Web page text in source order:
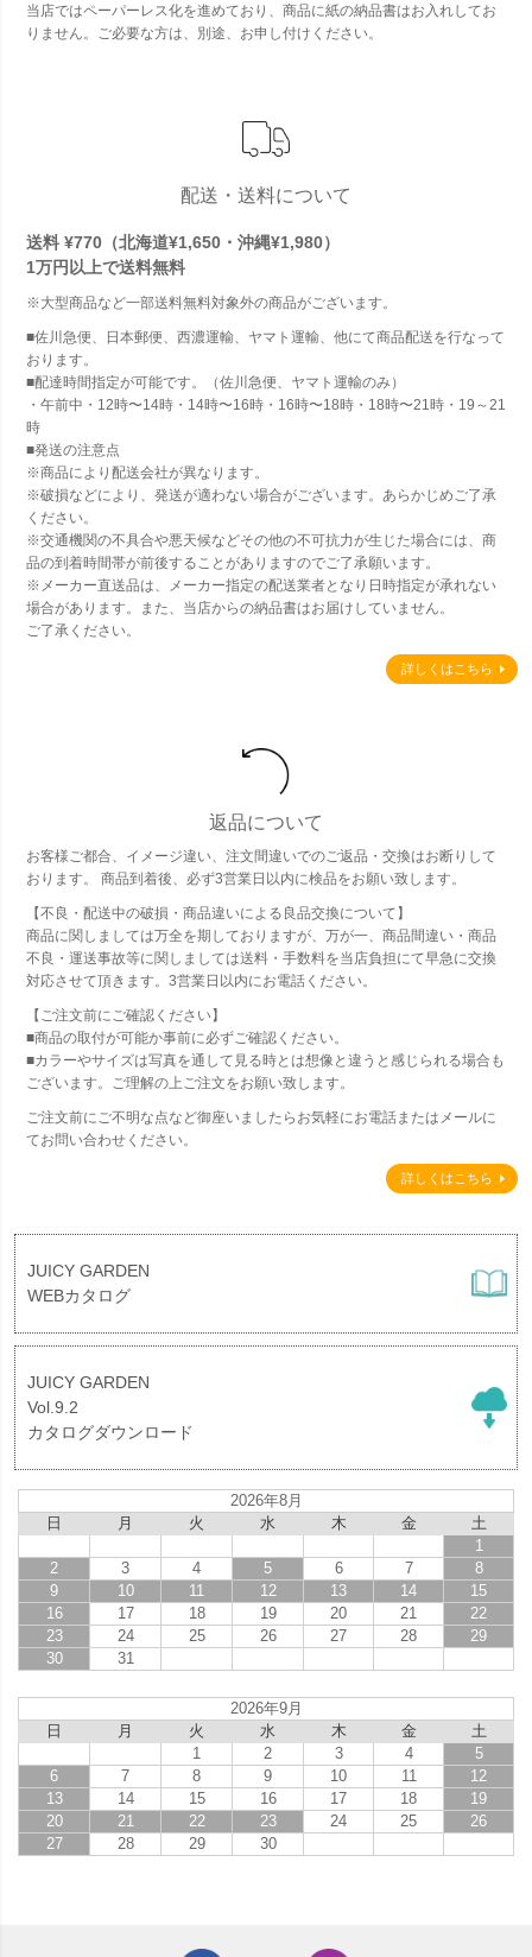
当店ではペーパーレス化を進めており、商品に紙の納品書はお入れしてお
りません。ご必要な方は、別途、お申し付けください。
配送・送料について
送料 ¥770（北海道¥1,650・沖縄¥1,980）
1万円以上で送料無料
※大型商品など一部送料無料対象外の商品がございます。
■佐川急便、日本郵便、西濃運輸、ヤマト運輸、他にて商品配送を行なって
おります。
■配達時間指定が可能です。（佐川急便、ヤマト運輸のみ）
・午前中・12時〜14時・14時〜16時・16時〜18時・18時〜21時・19～21
時
■発送の注意点
※商品により配送会社が異なります。
※破損などにより、発送が適わない場合がございます。あらかじめご了承
ください。
※交通機関の不具合や悪天候などその他の不可抗力が生じた場合には、商
品の到着時間帯が前後することがありますのでご了承願います。
※メーカー直送品は、メーカー指定の配送業者となり日時指定が承れない
場合があります。また、当店からの納品書はお届けしていません。
ご了承ください。
詳しくはこちら
返品について
お客様ご都合、イメージ違い、注文間違いでのご返品・交換はお断りして
おります。 商品到着後、必ず3営業日以内に検品をお願い致します。
【不良・配送中の破損・商品違いによる良品交換について】
商品に関しましては万全を期しておりますが、万が一、商品間違い・商品
不良・運送事故等に関しましては送料・手数料を当店負担にて早急に交換
対応させて頂きます。3営業日以内にお電話ください。
【ご注文前にご確認ください】
■商品の取付が可能か事前に必ずご確認ください。
■カラーやサイズは写真を通して見る時とは想像と違うと感じられる場合も
ございます。ご理解の上ご注文をお願い致します。
ご注文前にご不明な点など御座いましたらお気軽にお電話またはメールに
てお問い合わせください。
詳しくはこちら
JUICY GARDEN
WEBカタログ
JUICY GARDEN
Vol.9.2
カタログダウンロード
2026年8月
日
月 火 水 木 金
土
1
2
3 4 5 6 7
8
9
10 11 12 13 14
15
16
17 18 19 20 21
22
23
24 25 26 27 28
29
30
31
2026年9月
日
月 火 水 木 金
土
1
2 3 4
5
6
7 8 9 10 11
12
13
14 15 16 17 18
19
20
21 22 23 24 25
26
27
28 29 30